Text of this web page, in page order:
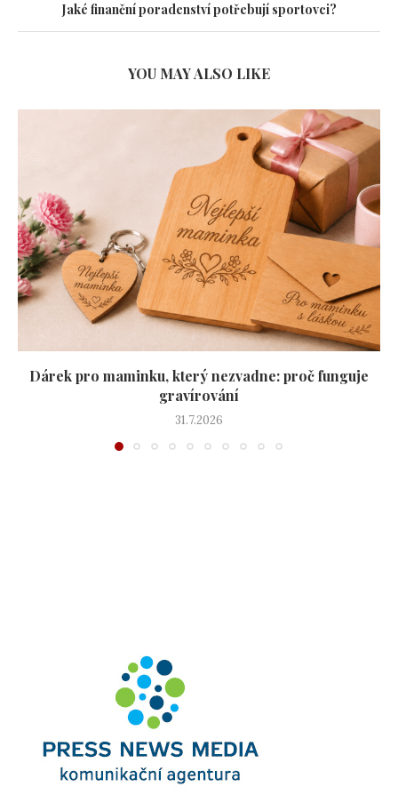
Jaké finanční poradenství potřebují sportovci?
YOU MAY ALSO LIKE
Dárek pro maminku, který nezvadne: proč funguje
gravírování
31.7.2026